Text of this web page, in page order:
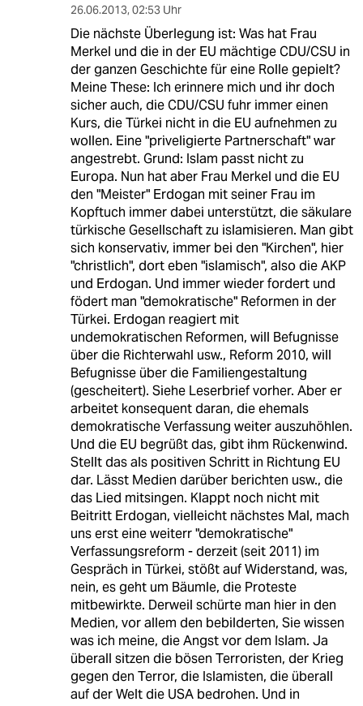
26.06.2013, 02:53 Uhr
Die nächste Überlegung ist: Was hat Frau
Merkel und die in der EU mächtige CDU/CSU in
der ganzen Geschichte für eine Rolle gepielt?
Meine These: Ich erinnere mich und ihr doch
sicher auch, die CDU/CSU fuhr immer einen
Kurs, die Türkei nicht in die EU aufnehmen zu
wollen. Eine "priveligierte Partnerschaft" war
angestrebt. Grund: Islam passt nicht zu
Europa. Nun hat aber Frau Merkel und die EU
den "Meister" Erdogan mit seiner Frau im
Kopftuch immer dabei unterstützt, die säkulare
türkische Gesellschaft zu islamisieren. Man gibt
sich konservativ, immer bei den "Kirchen", hier
"christlich", dort eben "islamisch", also die AKP
und Erdogan. Und immer wieder fordert und
födert man "demokratische" Reformen in der
Türkei. Erdogan reagiert mit
undemokratischen Reformen, will Befugnisse
über die Richterwahl usw., Reform 2010, will
Befugnisse über die Familiengestaltung
(gescheitert). Siehe Leserbrief vorher. Aber er
arbeitet konsequent daran, die ehemals
demokratische Verfassung weiter auszuhöhlen.
Und die EU begrüßt das, gibt ihm Rückenwind.
Stellt das als positiven Schritt in Richtung EU
dar. Lässt Medien darüber berichten usw., die
das Lied mitsingen. Klappt noch nicht mit
Beitritt Erdogan, vielleicht nächstes Mal, mach
uns erst eine weiterr "demokratische"
Verfassungsreform - derzeit (seit 2011) im
Gespräch in Türkei, stößt auf Widerstand, was,
nein, es geht um Bäumle, die Proteste
mitbewirkte. Derweil schürte man hier in den
Medien, vor allem den bebilderten, Sie wissen
was ich meine, die Angst vor dem Islam. Ja
überall sitzen die bösen Terroristen, der Krieg
gegen den Terror, die Islamisten, die überall
auf der Welt die USA bedrohen. Und in